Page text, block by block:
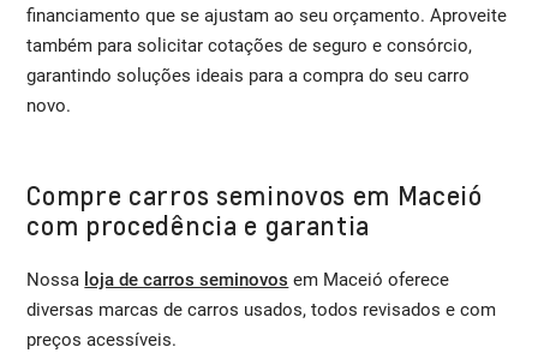
financiamento que se ajustam ao seu orçamento. Aproveite
também para solicitar cotações de seguro e consórcio,
garantindo soluções ideais para a compra do seu carro
novo.
Compre carros seminovos em Maceió
com procedência e garantia
Nossa loja de carros seminovos em Maceió oferece
diversas marcas de carros usados, todos revisados e com
preços acessíveis.